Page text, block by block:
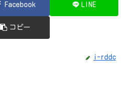
Facebook LINE
コピー
i-rddc